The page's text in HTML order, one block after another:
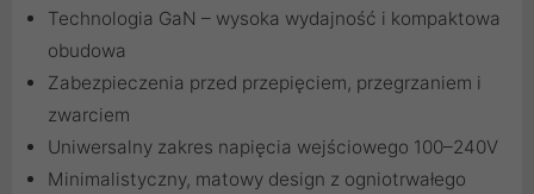
Technologia GaN – wysoka wydajność i kompaktowa
obudowa
Zabezpieczenia przed przepięciem, przegrzaniem i
zwarciem
Uniwersalny zakres napięcia wejściowego 100–240V
Minimalistyczny, matowy design z ogniotrwałego